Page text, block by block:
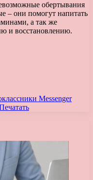
обертывания
– они помогут напитать
а так же
и восстановлению.
Messenger